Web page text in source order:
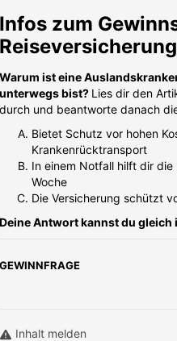
Infos zum
Reiseversicherung
Warum ist eine
unterwegs bist? Lies dir den
durch und beantworte danach
Bietet Schutz vor hohen
Krankenrücktransport
In einem Notfall hilft dir
Woche
Die Versicherung schützt
Deine Antwort kannst du gleich
GEWINNFRAGE
Inhalt melden